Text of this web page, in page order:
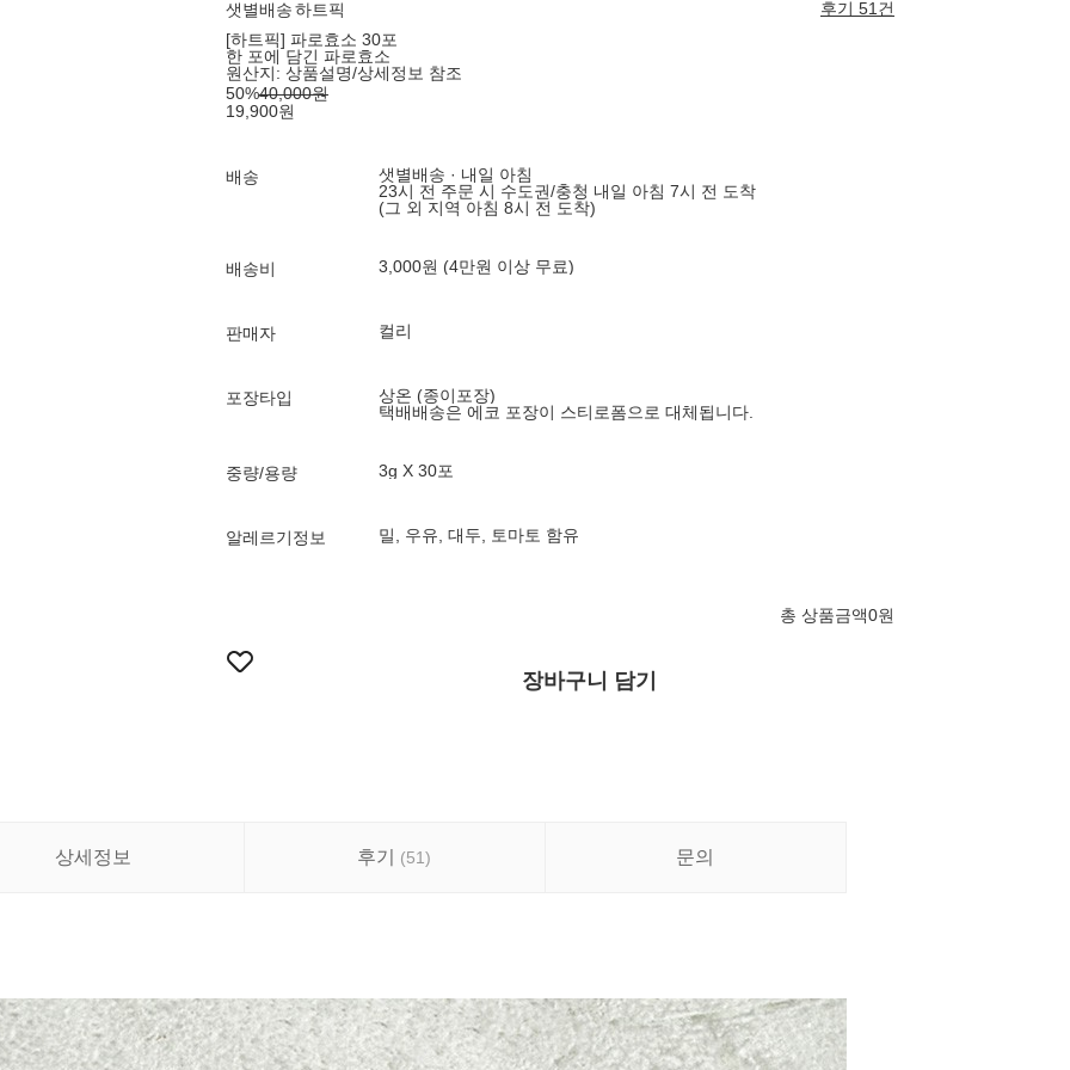
샛별배송하트픽
후기 51건
[하트픽] 파로효소 30포
한 포에 담긴 파로효소
원산지: 상품설명/상세정보 참조
50%40,000원
19,900원
배송
샛별배송 · 내일 아침
23시 전 주문 시 수도권/충청 내일 아침 7시 전 도착
(그 외 지역 아침 8시 전 도착)
배송비 3,000원 (4만원 이상 무료)
판매자 컬리
포장타입
상온 (종이포장)
택배배송은 에코 포장이 스티로폼으로 대체됩니다.
중량/용량 3g X 30포
알레르기정보 밀, 우유, 대두, 토마토 함유
총 상품금액0원
장바구니 담기
상세정보 후기 (51) 문의